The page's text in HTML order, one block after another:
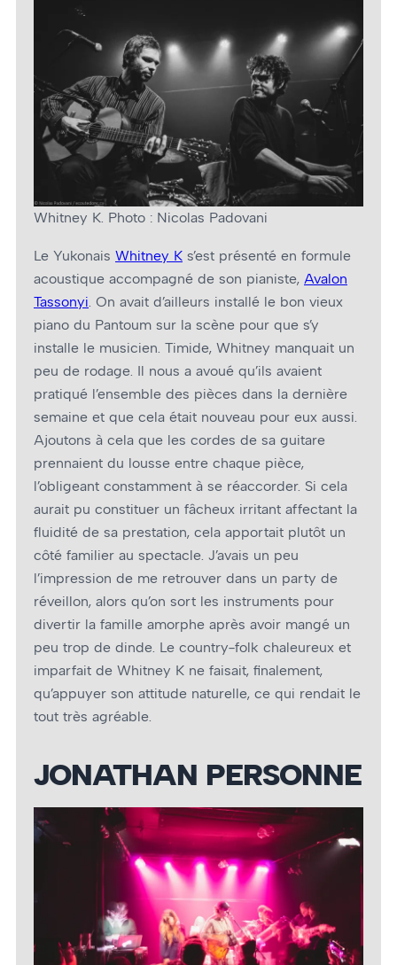
Whitney K. Photo : Nicolas Padovani
Le Yukonais Whitney K s’est présenté en formule
acoustique accompagné de son pianiste, Avalon
Tassonyi . On avait d’ailleurs installé le bon vieux
piano du Pantoum sur la scène pour que s’y
installe le musicien. Timide, Whitney manquait un
peu de rodage. Il nous a avoué qu’ils avaient
pratiqué l’ensemble des pièces dans la dernière
semaine et que cela était nouveau pour eux aussi.
Ajoutons à cela que les cordes de sa guitare
prennaient du lousse entre chaque pièce,
l’obligeant constamment à se réaccorder. Si cela
aurait pu constituer un fâcheux irritant affectant la
fluidité de sa prestation, cela apportait plutôt un
côté familier au spectacle. J’avais un peu
l’impression de me retrouver dans un party de
réveillon, alors qu’on sort les instruments pour
divertir la famille amorphe après avoir mangé un
peu trop de dinde. Le country-folk chaleureux et
imparfait de Whitney K ne faisait, finalement,
qu’appuyer son attitude naturelle, ce qui rendait le
tout très agréable.
JONATHAN PERSONNE